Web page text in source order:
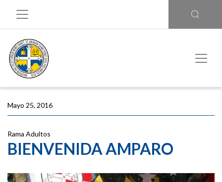
Mayo 25, 2016
Rama Adultos
BIENVENIDA AMPARO